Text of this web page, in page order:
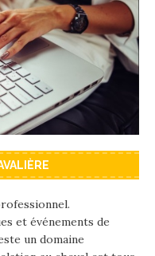
et événements de
un domaine